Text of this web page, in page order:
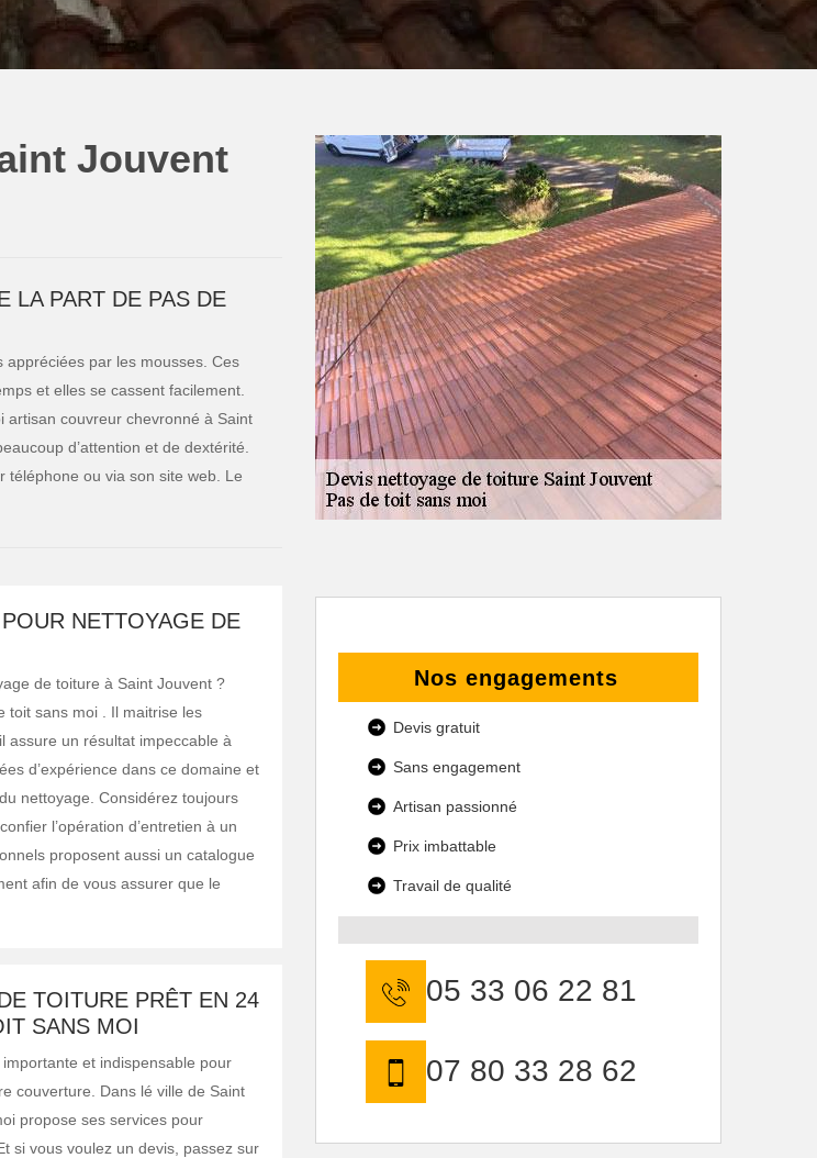
Jouvent
LA PART DE PAS DE
par les mousses. Ces
et elles se cassent facilement.
artisan couvreur chevronné à Saint
d’attention et de dextérité.
téléphone ou via son site web. Le
NETTOYAGE DE
de toiture à Saint Jouvent ?
toit sans moi . Il maitrise les
assure un résultat impeccable à
d’expérience dans ce domaine et
nettoyage. Considérez toujours
l’opération d’entretien à un
proposent aussi un catalogue
afin de vous assurer que le
TOITURE PRÊT EN 24
SANS MOI
et indispensable pour
couverture. Dans lé ville de Saint
propose ses services pour
si vous voulez un devis, passez sur
Nos engagements
Devis gratuit
Sans engagement
Artisan passionné
Prix imbattable
Travail de qualité
05 33 06 22 81
07 80 33 28 62